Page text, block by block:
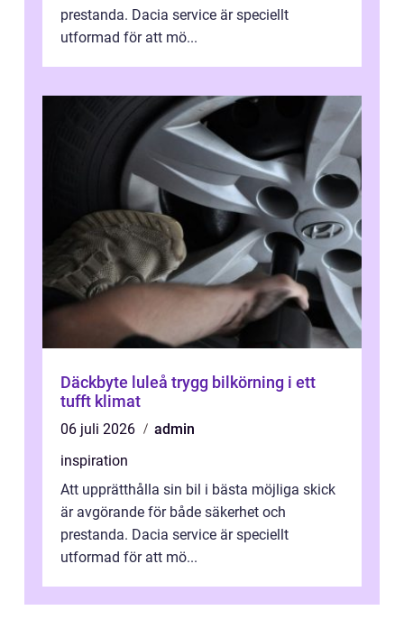
prestanda. Dacia service är speciellt
utformad för att mö...
Däckbyte luleå trygg bilkörning i ett
tufft klimat
06 juli 2026
admin
inspiration
Att upprätthålla sin bil i bästa möjliga skick
är avgörande för både säkerhet och
prestanda. Dacia service är speciellt
utformad för att mö...